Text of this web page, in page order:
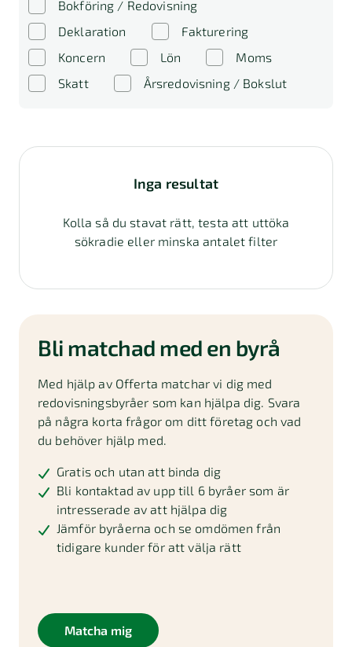
Bokföring / Redovisning
Deklaration
Fakturering
Koncern
Lön
Moms
Skatt
Årsredovisning / Bokslut
Inga resultat
Kolla så du stavat rätt, testa att uttöka
sökradie eller minska antalet filter
Bli matchad med en byrå
Med hjälp av Offerta matchar vi dig med
redovisningsbyråer som kan hjälpa dig. Svara
på några korta frågor om ditt företag och vad
du behöver hjälp med.
Gratis och utan att binda dig
Bli kontaktad av upp till 6 byråer som är
intresserade av att hjälpa dig
Jämför byråerna och se omdömen från
tidigare kunder för att välja rätt
Matcha mig